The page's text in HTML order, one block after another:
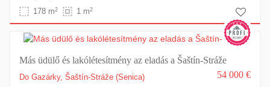
178 m2 1 m2
Más üdülő és lakólétesítmény az eladás a Šaštín-Stráže
Do Gazárky, Šaštín-Stráže (Senica)
54 000 €